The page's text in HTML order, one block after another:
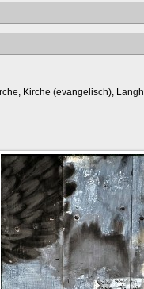
Kirche (evangelisch),